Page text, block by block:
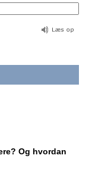
Og hvordan